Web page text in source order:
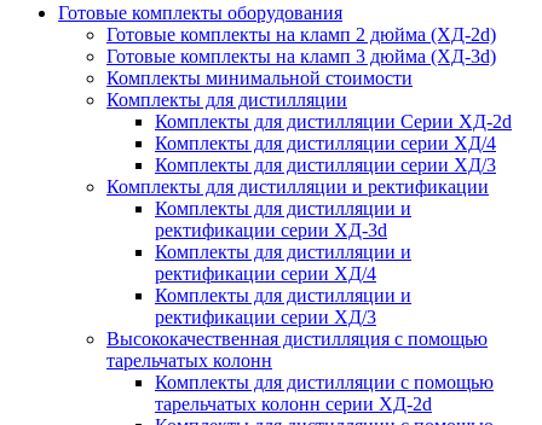
Готовые комплекты оборудования
Готовые комплекты на кламп 2 дюйма (ХД-2d)
Готовые комплекты на кламп 3 дюйма (ХД-3d)
Комплекты минимальной стоимости
Комплекты для дистилляции
Комплекты для дистилляции Серии ХД-2d
Комплекты для дистилляции серии ХД/4
Комплекты для дистилляции серии ХД/3
Комплекты для дистилляции и ректификации
Комплекты для дистилляции и
ректификации серии ХД-3d
Комплекты для дистилляции и
ректификации серии ХД/4
Комплекты для дистилляции и
ректификации серии ХД/3
Высококачественная дистилляция с помощью
тарельчатых колонн
Комплекты для дистилляции с помощью
тарельчатых колонн серии ХД-2d